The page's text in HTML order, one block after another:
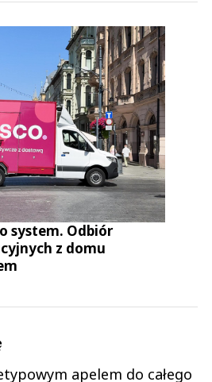
system. Odbiór
z domu
apelem do całego